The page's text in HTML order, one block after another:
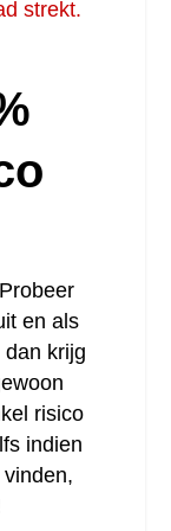
strekt.
Probeer
en als
krijg
risico
indien